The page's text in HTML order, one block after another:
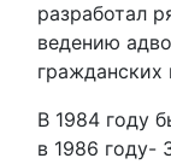
разработал
ведению
гражданских
В 1984 году
в 1986 году-